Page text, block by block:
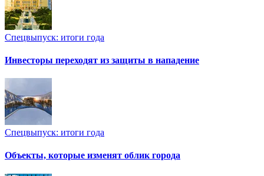
Спецвыпуск: итоги года
Инвесторы переходят из защиты в нападение
Спецвыпуск: итоги года
Объекты, которые изменят облик города